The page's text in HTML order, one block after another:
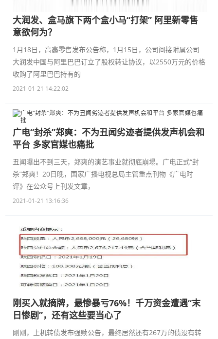
大润发、盒马旗下两个盒小马“打架” 阿里新零售
意欲何为？
1月18日，高鑫零售发布公告称，1月15日，公司间接附属公司
大润发中国与阿里巴巴订立了股权转让协议，以2550万元的价格
收购了阿里巴巴持有的
2021-01-21 14:22:02
广电“封杀”郑爽：不为丑闻劣迹者提供发声机会和
平台 多家官媒也痛批
丑闻曝出不到三天，郑爽的演艺事业就彻底崩塌。广电正式“封
杀”郑爽！20日晚，国家广播电视总局主管重点刊物《广电时
评》在公众号上刊发文章，
2021-01-21 13:16:36
刚买入就摘牌，最惨暴亏76%！千万资金遭遇“末
日惨剧”，还有这些要当心了
刚刚，上机转债发布强赎公告，最终居然还有267万的债没有转